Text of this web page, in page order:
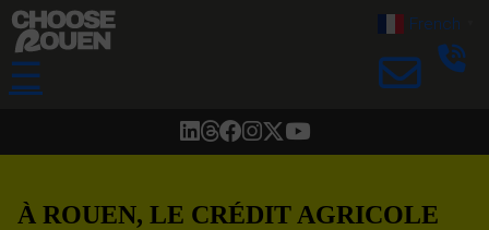
☰
French
À ROUEN, LE CRÉDIT AGRICOLE